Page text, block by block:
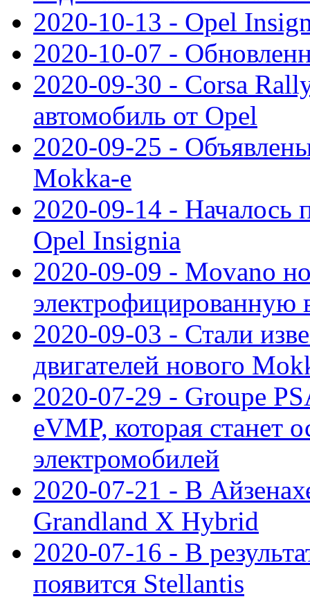
2020-10-13 - Opel
2020-10-07 -
2020-09-30 - Corsa
автомобиль от Opel
2020-09-25 -
Mokka-e
2020-09-14 - Началось
Opel Insignia
2020-09-09 - Movano
электрофицированную
2020-09-03 - Стали
двигателей нового
2020-07-29 - Groupe
eVMP, которая станет
электромобилей
2020-07-21 - В
Grandland X Hybrid
2020-07-16 - В
появится Stellantis